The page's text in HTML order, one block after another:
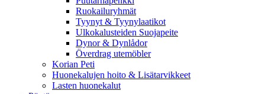
Ruokailuryhmät
Tyynyt & Tyynylaatikot
Ulkokalusteiden Suojapeite
Dynor & Dynlådor
Överdrag utemöbler
Korian Peti
Huonekalujen hoito & Lisätarvikkeet
Lasten huonekalut